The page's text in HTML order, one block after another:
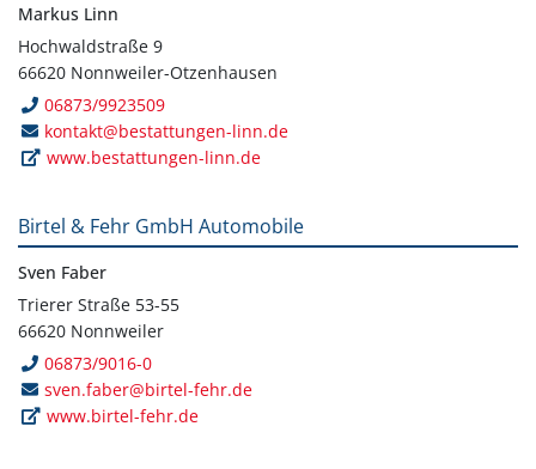
Markus Linn
Hochwaldstraße 9
66620 Nonnweiler-Otzenhausen
06873/9923509
kontakt@bestattungen-linn.de
www.bestattungen-linn.de
Birtel & Fehr GmbH Automobile
Sven Faber
Trierer Straße 53-55
66620 Nonnweiler
06873/9016-0
sven.faber@birtel-fehr.de
www.birtel-fehr.de